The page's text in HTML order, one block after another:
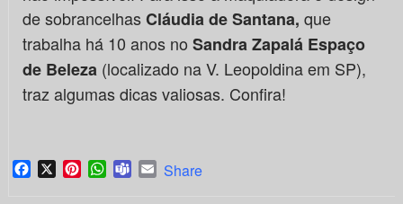
de sobrancelhasCláudia de Santana, que
trabalha há 10 anos no Sandra Zapalá Espaço
de Beleza (localizado na V. Leopoldina em SP),
traz algumas dicas valiosas. Confira!
Facebook
X PinterestWhatsApp
TeamsEmail
Share